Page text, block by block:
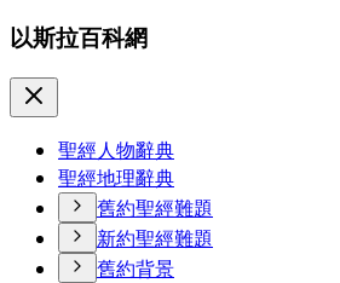
以斯拉百科網
聖經人物辭典
聖經地理辭典
舊約聖經難題
新約聖經難題
舊約背景